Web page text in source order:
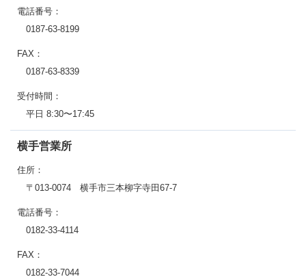
電話番号：
0187-63-8199
FAX：
0187-63-8339
受付時間：
平日 8:30〜17:45
横手営業所
住所：
〒013-0074 横手市三本柳字寺田67-7
電話番号：
0182-33-4114
FAX：
0182-33-7044